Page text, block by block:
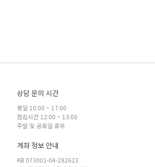
상담 문의 시간
평일 10:00 ~ 17:00
점심시간 12:00 ~ 13:00
주말 및 공휴일 휴무
계좌 정보 안내
KB 073001-04-282623